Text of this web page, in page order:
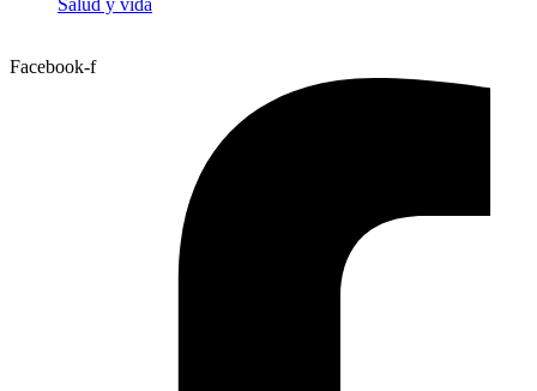
Facebook-f